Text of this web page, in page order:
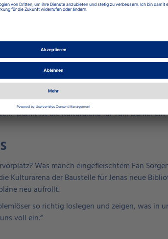
ist, auszuwerten, was gut gelaufen ist und
um sie durch unsere Erfahrungen ein
gesamten Arena-Team einig – rüttelt keiner:
sind. Sie bietet immer wieder musikalische
Damit ist die Kulturarena für Türk Damer
Was manch eingefleischtem Fan
Kulturarena der Baustelle für Jenas neue
neu aufrollt.
so richtig loslegen und zeigen, was in
voll ein.“